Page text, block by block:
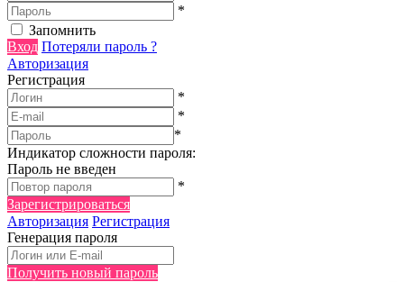
*
Запомнить
Вход Потеряли пароль ?
Авторизация
Регистрация
*
*
*
Индикатор сложности пароля:
Пароль не введен
*
Зарегистрироваться
Авторизация Регистрация
Генерация пароля
Получить новый пароль